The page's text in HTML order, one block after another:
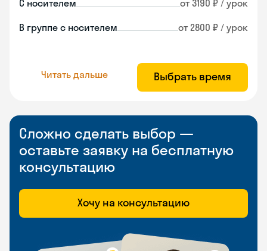
С носителем от 3190 ₽ / урок
В группе с носителем от 2800 ₽ / урок
Читать дальше Выбрать время
Сложно сделать выбор —
оставьте заявку на бесплатную
консультацию
Хочу на консультацию